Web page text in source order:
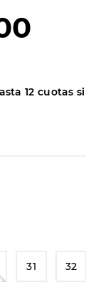
12 cuotas
31 32